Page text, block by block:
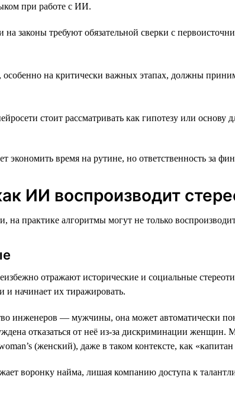
при работе с ИИ.
законы требуют обязательной сверки с
на критически важных этапах, должны
стоит рассматривать как гипотезу или
время на рутине, но ответственность за
ИИ воспроизводит
практике алгоритмы могут не только
отражают исторические и социальные
и начинает их тиражировать.
инженеров — мужчины, она может автоматически
отказаться от неё из-за дискриминации женщин.
(женский), даже в таком контексте, как
воронку найма, лишая компанию доступа к